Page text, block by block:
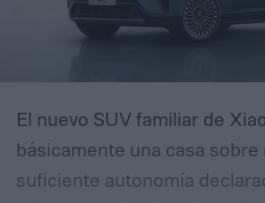
pulido lo suficiente como
confundirla con la realidad.
El nuevo SUV familiar de
básicamente una casa sobre
suficiente autonomía